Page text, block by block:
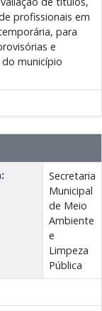
profissionais em
para
e
município
Secretaria
Municipal
de Meio
Ambiente
e
Limpeza
Pública